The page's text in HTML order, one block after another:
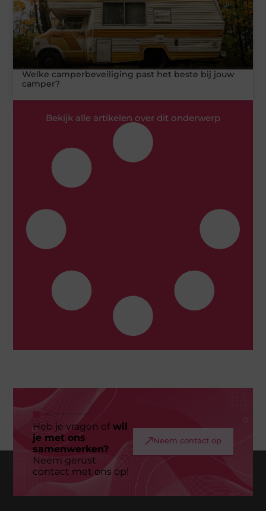
Welke camperbeveiliging past het beste bij jouw
camper?
Bekijk alle artikelen over dit onderwerp
Heb je vragen ofwil
je met ons
samenwerken?
Neem gerust
contact met ons op!
Neem contact op